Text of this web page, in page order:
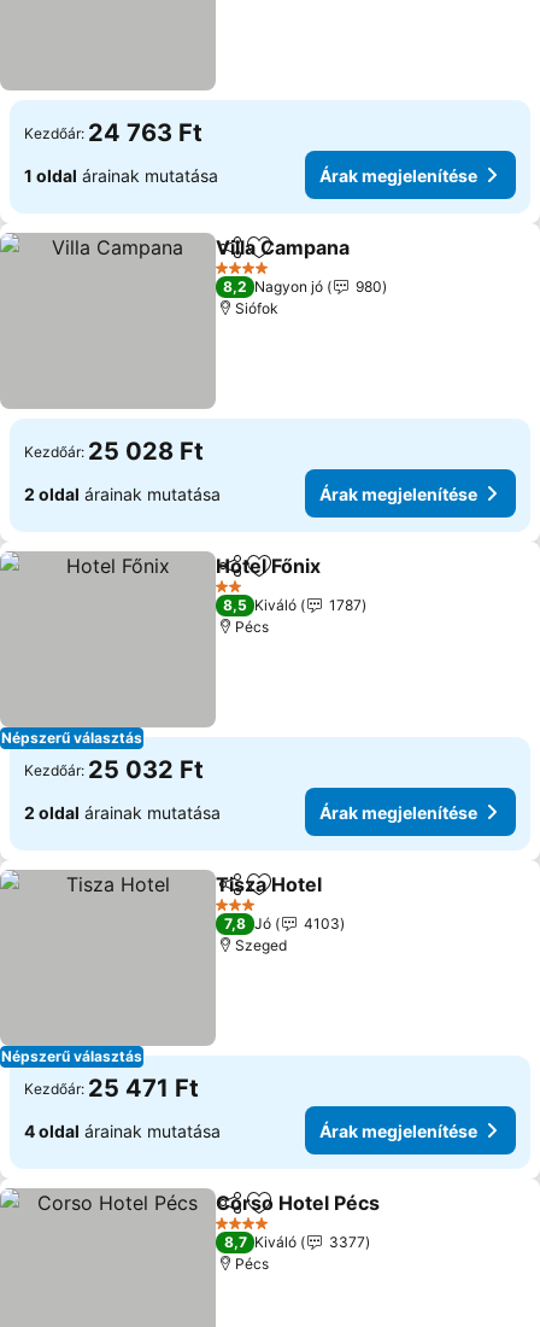
Kezdőár: 24 763 Ft
1 oldal árainak mutatása Árak megjelenítése
Megosztás
Hozzáadás a kedvencekhez
Villa Campana
4 Kategória
8,2 Nagyon jó
980
Siófok
Kezdőár: 25 028 Ft
2 oldal árainak mutatása Árak megjelenítése
Népszerű választás
Megosztás
Hozzáadás a kedvencekhez
Hotel Főnix
2 Kategória
8,5 Kiváló
1787
Pécs
Kezdőár: 25 032 Ft
2 oldal árainak mutatása Árak megjelenítése
Népszerű választás
Megosztás
Hozzáadás a kedvencekhez
Tisza Hotel
3 Kategória
7,8 Jó
4103
Szeged
Kezdőár: 25 471 Ft
4 oldal árainak mutatása Árak megjelenítése
Megosztás
Hozzáadás a kedvencekhez
Corso Hotel Pécs
4 Kategória
8,7 Kiváló
3377
Pécs